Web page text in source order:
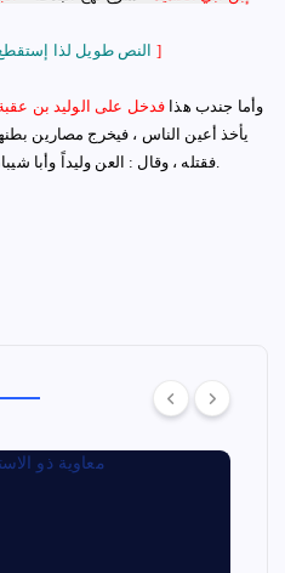
النص طويل لذا ]
وأما جندب هذا فدخل على الوليد بن
يأخذ أعين الناس ، فيخرج مصارين
فقتله ، وقال : العن وليداً وأبا.